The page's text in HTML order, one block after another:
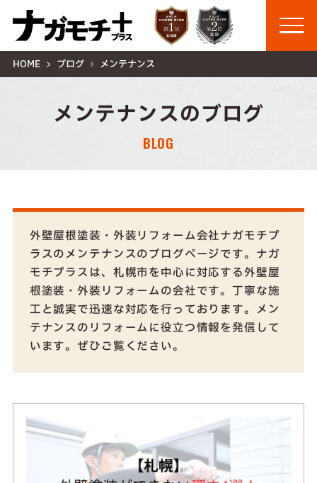
HOME ブログ メンテナンス
メンテナンスのブログ
BLOG
外壁屋根塗装・外装リフォーム会社ナガモチプ
ラスのメンテナンスのブログページです。ナガ
モチプラスは、札幌市を中心に対応する外壁屋
根塗装・外装リフォームの会社です。丁寧な施
工と誠実で迅速な対応を行っております。メン
テナンスのリフォームに役立つ情報を発信して
います。ぜひご覧ください。